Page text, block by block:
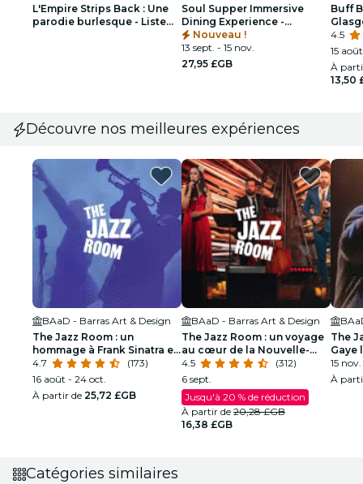
L'Empire Strips Back : Une
parodie burlesque - Liste
Soul Supper Immersive
Dining Experience -
GLASGOW
Nouveau !
13 sept. - 15 nov.
27,95 £GB
Buff
4.5
15
À
13,50
Découvre nos meilleures expériences
BAaD - Barras Art & Design
The Jazz Room : un
hommage à Frank Sinatra et
Louis Armstrong
4.7
(173)
16 août - 24 oct.
À partir de 25,72 £GB
BAaD - Barras Art & Design
The Jazz Room : un voyage
au cœur de la Nouvelle-
Orléans
4.5
(312)
6 sept.
Jusqu'à 20 % de réduction
À partir de 20,28 £GB
16,38 £GB
The
Gaye
soul
15
À
Catégories similaires